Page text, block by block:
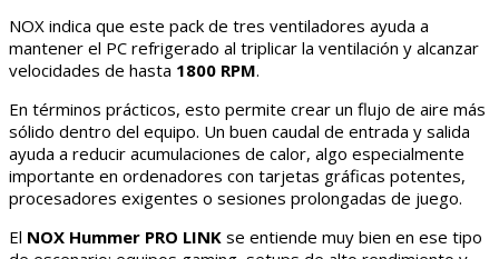
NOX indica que este pack de tres ventiladores ayuda a
mantener el PC refrigerado al triplicar la ventilación y alcanzar
velocidades de hasta 1800 RPM.
En términos prácticos, esto permite crear un flujo de aire más
sólido dentro del equipo. Un buen caudal de entrada y salida
ayuda a reducir acumulaciones de calor, algo especialmente
importante en ordenadores con tarjetas gráficas potentes,
procesadores exigentes o sesiones prolongadas de juego.
El NOX Hummer PRO LINK se entiende muy bien en ese tipo